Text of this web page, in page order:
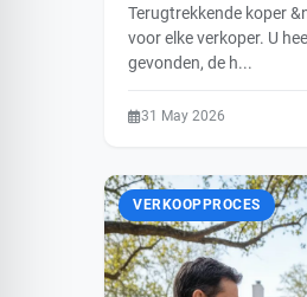
Terugtrekkende koper
voor elke verkoper. U
gevonden, de h...
31 May 2026
VERKOOPPROCES